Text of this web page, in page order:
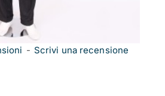
- Scrivi una recensione